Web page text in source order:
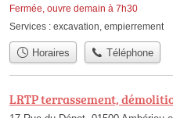
Fermée, ouvre demain à 7h30
Services : excavation empierrement
Horaires Téléphone
LRTP terrassement,